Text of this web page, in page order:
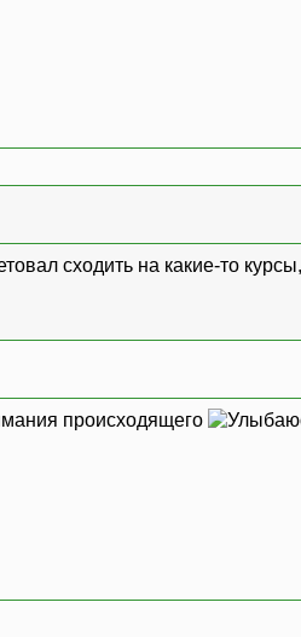
сходить на какие-то курсы,
происходящего